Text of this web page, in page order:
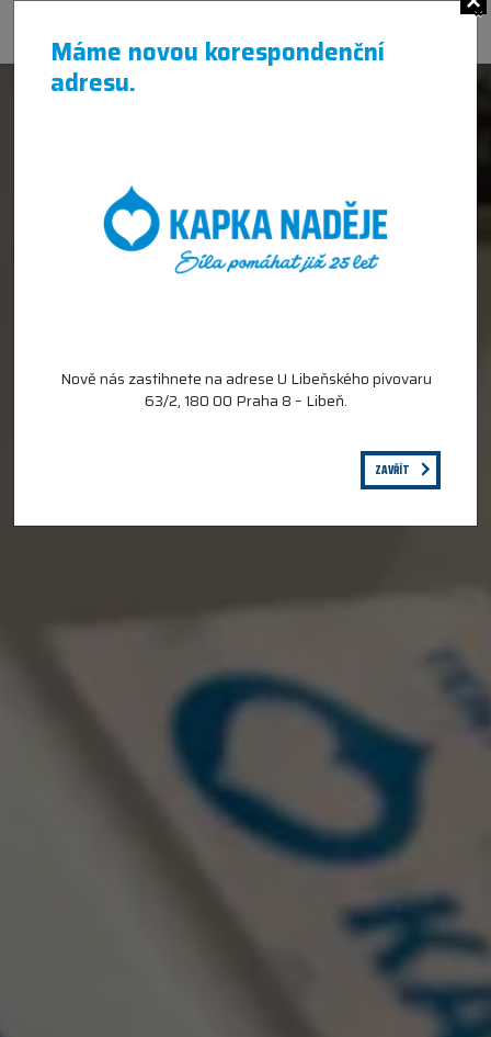
Máme novou korespondenční
adresu.
×
Nově nás zastihnete na adrese U Libeňského pivovaru
63/2, 180 00 Praha 8 – Libeň.
ZAVŘÍT